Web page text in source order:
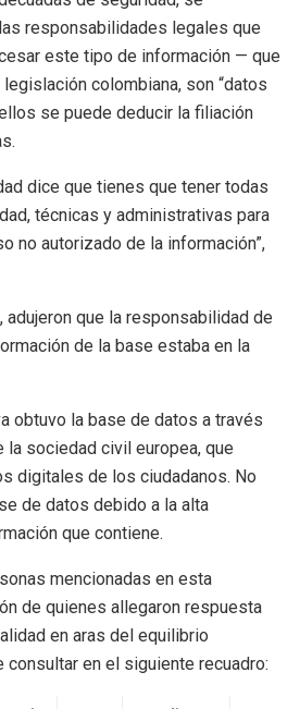
responsabilidades legales que
este tipo de información — que
colombiana, son “datos
se puede deducir la filiación
dice que tienes que tener todas
técnicas y administrativas para
no autorizado de la información”,
que la responsabilidad de
de la base estaba en la
obtuvo la base de datos a través
la sociedad civil europea, que
digitales de los ciudadanos. No
de datos debido a la alta
que contiene.
mencionadas en esta
de quienes allegaron respuesta
en aras del equilibrio
en el siguiente recuadro: